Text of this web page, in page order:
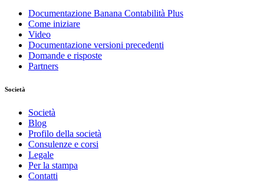
Documentazione Banana Contabilità Plus
Come iniziare
Video
Documentazione versioni precedenti
Domande e risposte
Partners
Società
Società
Blog
Profilo della società
Consulenze e corsi
Legale
Per la stampa
Contatti